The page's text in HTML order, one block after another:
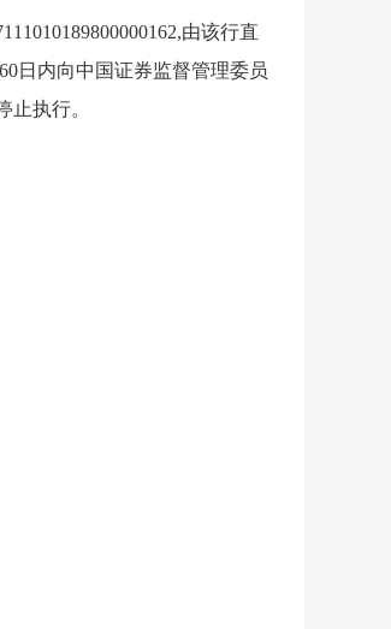
由该行直
日内向中国证券监督管理委员
执行。